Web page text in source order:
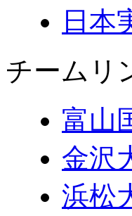
日本
チームリ
富山
金沢
浜松